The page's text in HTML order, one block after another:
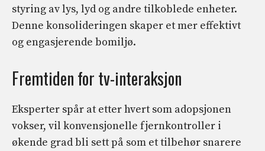
styring av lys, lyd og andre tilkoblede enheter.
Denne konsolideringen skaper et mer effektivt
og engasjerende bomiljø.
Fremtiden for tv-interaksjon
Eksperter spår at etter hvert som adopsjonen
vokser, vil konvensjonelle fjernkontroller i
økende grad bli sett på som et tilbehør snarere